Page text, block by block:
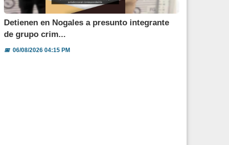
Detienen en Nogales a presunto integrante
de grupo crim...
📅06/08/2026 04:15 PM